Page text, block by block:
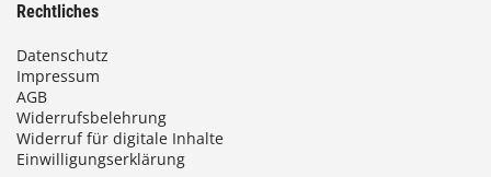
Rechtliches
Datenschutz
Impressum
AGB
Widerrufsbelehrung
Widerruf für digitale Inhalte
Einwilligungserklärung